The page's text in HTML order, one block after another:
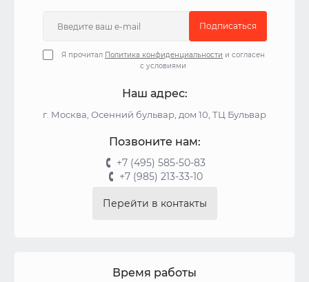
Подписаться
Я прочитал Политика конфиденциальности и согласен
с условиями
Наш адрес:
г. Москва, Осенний бульвар, дом 10, ТЦ Бульвар
Позвоните нам:
+7 (495) 585-50-83
+7 (985) 213-33-10
Перейти в контакты
Время работы